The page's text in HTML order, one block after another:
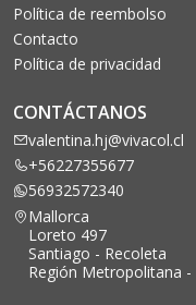
Política de reembolso
Contacto
Política de privacidad
CONTÁCTANOS
valentina.hj@vivacol.cl
+56227355677
56932572340
Mallorca
Loreto 497
Santiago - Recoleta
Región Metropolitana -